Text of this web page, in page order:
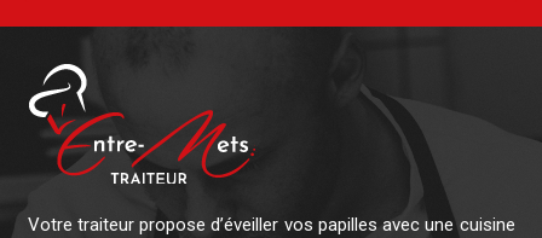
Votre traiteur propose d’éveiller vos papilles avec une cuisine